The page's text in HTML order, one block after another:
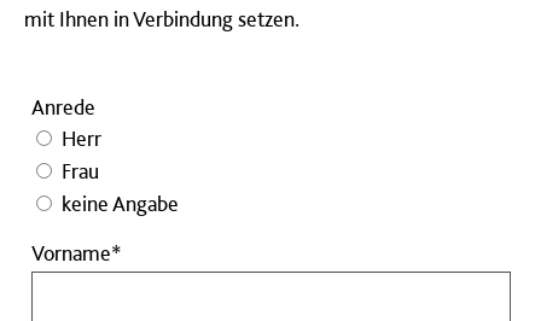
mit Ihnen in Verbindung setzen.
Anrede
Herr
Frau
keine Angabe
Vorname*
Pflichtfeld